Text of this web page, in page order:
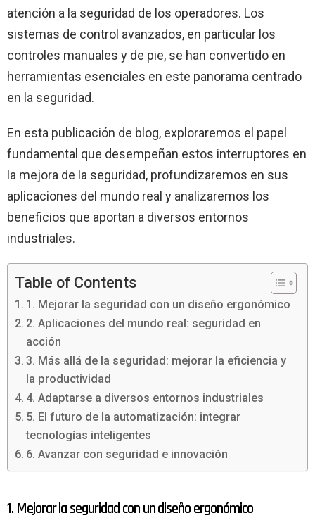
atención a la seguridad de los operadores. Los
sistemas de control avanzados, en particular los
controles manuales y de pie, se han convertido en
herramientas esenciales en este panorama centrado
en la seguridad.
En esta publicación de blog, exploraremos el papel
fundamental que desempeñan estos interruptores en
la mejora de la seguridad, profundizaremos en sus
aplicaciones del mundo real y analizaremos los
beneficios que aportan a diversos entornos
industriales.
Table of Contents
1. Mejorar la seguridad con un diseño ergonómico
2. Aplicaciones del mundo real: seguridad en
acción
3. Más allá de la seguridad: mejorar la eficiencia y
la productividad
4. Adaptarse a diversos entornos industriales
5. El futuro de la automatización: integrar
tecnologías inteligentes
6. Avanzar con seguridad e innovación
1. Mejorar la seguridad con un diseño ergonómico